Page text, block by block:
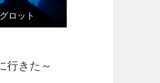
ロット
行きた～